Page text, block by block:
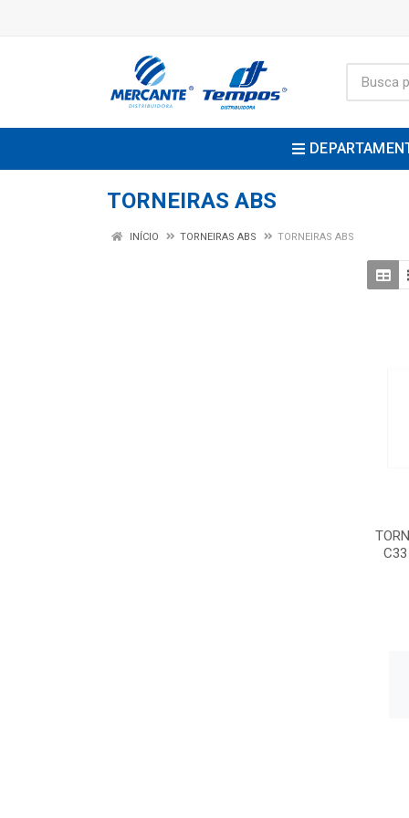
TORNEIRAS ABS
INÍCIO TORNEIRAS ABS TORNEIRAS ABS